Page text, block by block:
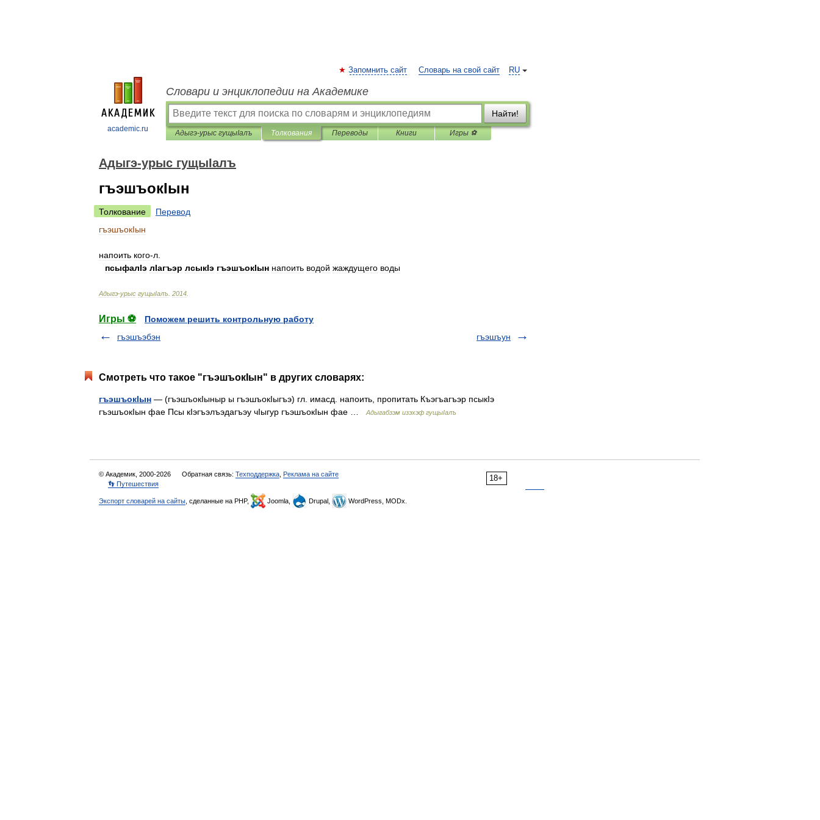
academic.ru
RU
Запомнить сайт Словарь на свой сайт
Словари и энциклопедии на Академике
Найти!
Адыгэ-урыс гущыIалъ Толкования Переводы Книги Игры ⚽
Адыгэ-урыс гущыIалъ
гъэшъокIын
Толкование
Перевод
гъэшъокIын
напоить кого-л
псыфалIэ лIагъэр лсыкIэ гъэшъокIын напоить водой жаждущего воды
Адыгэ-урыс гущыIалъ 2014
Игры ⚽
Поможем решить контрольную работу
гъэшъэбэн
гъэшъун
Смотреть что такое "гъэшъокIын" в других словарях:
гъэшъокIын — (гъэшъокIыныр ы гъэшъокIыгъэ) гл. имасд. напоить, пропитать Къэгъагъэр псыкIэ
гъэшъокIын фае Псы кIэгъэлъэдагъэу чIыгур гъэшъокIын фае …
Адыгабзэм изэхэф гущыIалъ
18+
© Академик, 2000-2026 Обратная связь: Техподдержка Реклама на сайте
👣 Путешествия
Экспорт словарей на сайты , сделанные на PHP, Joomla, Drupal, WordPress, MODx.